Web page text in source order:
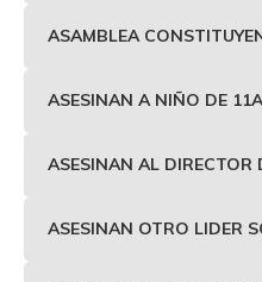
ASAMBLEA
ASESINAN A NIÑO DE
ASESINAN AL DIRECTOR
ASESINAN OTRO LIDER